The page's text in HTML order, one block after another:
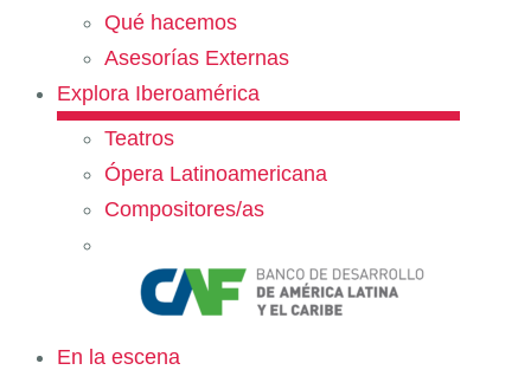
Qué hacemos
Asesorías Externas
Explora Iberoamérica
Teatros
Ópera Latinoamericana
Compositores/as
En la escena